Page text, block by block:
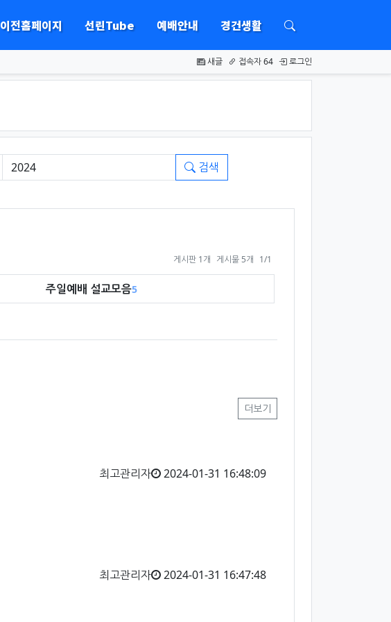
이전홈페이지 선린Tube 예배안내
하위분류
경건생활
하위분류
새글 접속자 64 로그인
검색
게시판 1개 게시물 5개 1/1
페이지 열람 중
주일예배 설교모음5
더보기
최고관리자 2024-01-31 16:48:09
최고관리자 2024-01-31 16:47:48